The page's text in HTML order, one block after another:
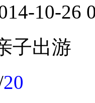
10-26
子出游
20